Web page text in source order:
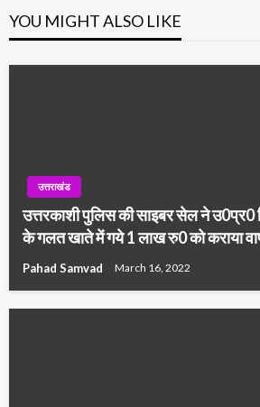
YOU MIGHT ALSO LIKE
उत्तराखंड
उत्तरकाशी पुलिस की साइबर सेल ने उ0प्र0
के गलत खाते में गये 1 लाख रु0 को कराया
Pahad Samvad March 16, 2022